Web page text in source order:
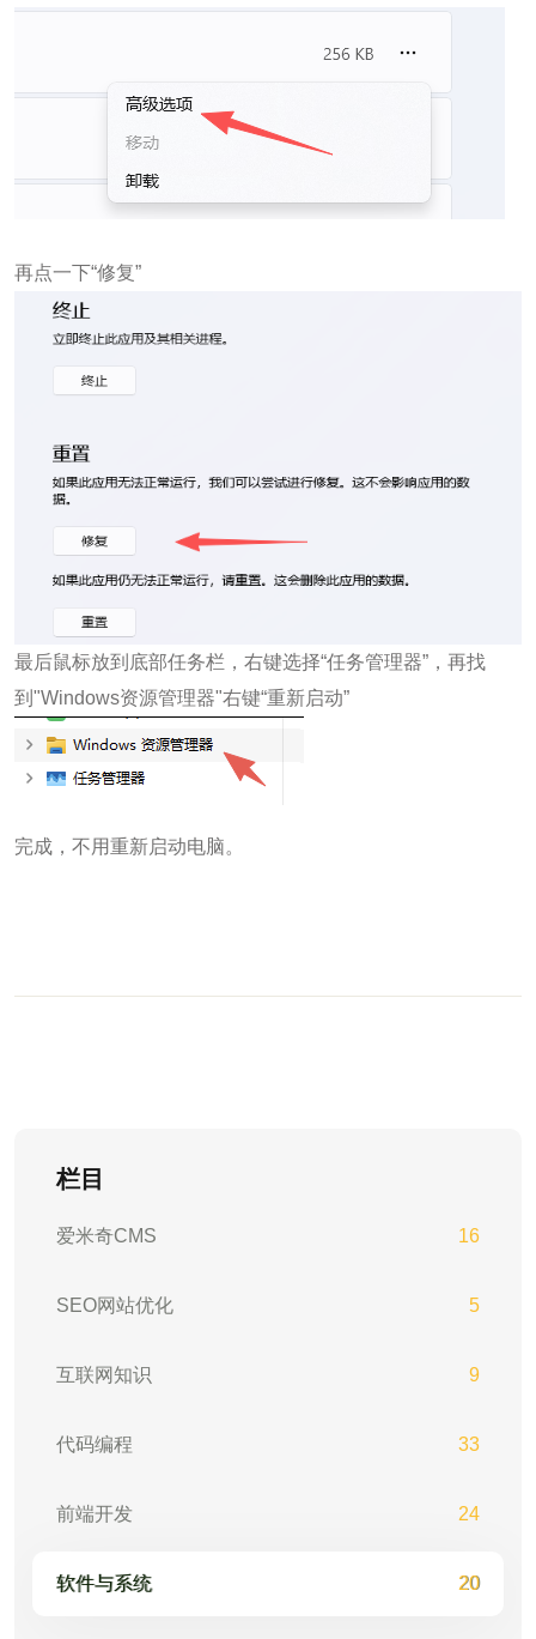
再点一下“修复”
最后鼠标放到底部任务栏，右键选择“任务管理器”，再找
到"Windows资源管理器"右键“重新启动”
完成，不用重新启动电脑。
栏目
爱米奇CMS 16
SEO网站优化 5
互联网知识 9
代码编程 33
前端开发 24
软件与系统 20